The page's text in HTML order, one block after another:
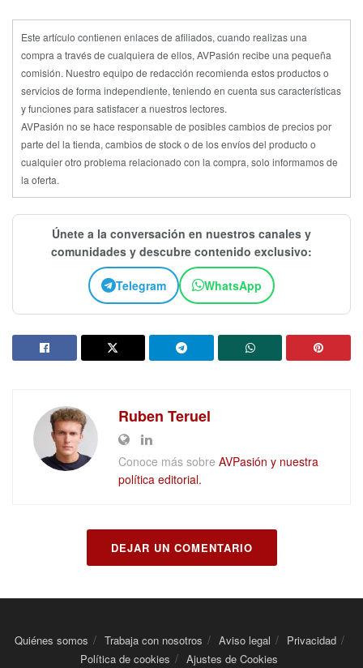
Este artículo contienen enlaces de afiliados, cuando realizas una
compra a través de cualquiera de ellos, AVPasión recibe una pequeña
comisión. Nuestro equipo de redacción recomienda estos productos o
servicios de forma independiente, teniendo en cuenta sus características
y funciones para satisfacer a nuestros lectores.
AVPasión no se hace responsable de posibles cambios de precios por
parte del la tienda, cambios de stock o de los envíos del producto o
cualquier otro problema relacionado con la compra, solo informamos de
la oferta.
Únete a la conversación en nuestros canales y
comunidades y descubre contenido exclusivo:
Telegram WhatsApp
Ruben Teruel
Conoce más sobre AVPasión y nuestra
política editorial.
DEJAR UN COMENTARIO
Quiénes somos Trabaja con nosotros Aviso legal
Privacidad
Política de cookies
Ajustes de Cookies